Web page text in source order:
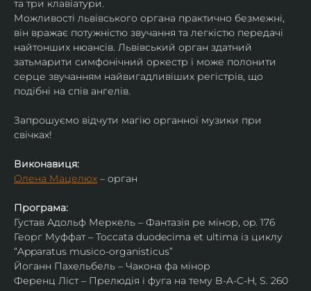
та три клавіатури.
Можливості львівського органа практично безмежні,
він вражає потужністю звучання та легкістю передачі
найтонших нюансів. Львівський орган здатний
затьмарити симфонічний оркестр і може полонити
серце звучанням найвигадливіших регістрів, що
подібні на спів ангелів.
Запрошуємо відчути магію органної музики при
свічках!
Виконавиця:
Олена Мацелюх – орган
Програма:
Густав Адольф Меркель – Фантазія ре мінор, op. 176
Георг Муффат – Toccata duodecima et ultima із циклу
“Apparatus musico-organisticus”
Йоганн Пахельбель – Чакона фа мінор
Ференц Ліст – Прелюдія і фуга на тему B-A-C-H, S. 260